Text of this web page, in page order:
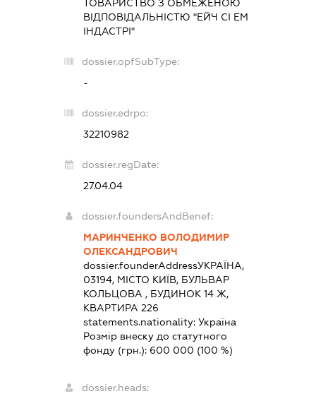
ТОВАРИСТВО З ОБМЕЖЕНОЮ
ВІДПОВІДАЛЬНІСТЮ "ЕЙЧ СІ ЕМ
ІНДАСТРІ"
dossier.opfSubType:
-
dossier.edrpo:
32210982
dossier.regDate:
27.04.04
dossier.foundersAndBenef:
МАРИНЧЕНКО ВОЛОДИМИР
ОЛЕКСАНДРОВИЧ
dossier.founderAddressУКРАЇНА,
03194, МІСТО КИЇВ, БУЛЬВАР
КОЛЬЦОВА , БУДИНОК 14 Ж,
КВАРТИРА 226
statements.nationality: Україна
Розмір внеску до статутного
фонду (грн.): 600 000 (100 %)
dossier.heads: